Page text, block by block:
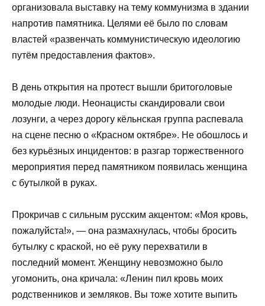
организовала выставку на тему коммунизма в здании
напротив памятника. Целями её было по словам
властей «развенчать коммунистическую идеологию
путём предоставления фактов».
В день открытия на протест вышли бритоголовые
молодые люди. Неонацисты скандировали свои
лозунги, а через дорогу кёльнская группа распевала
на сцене песню о «Красном октябре». Не обошлось и
без курьёзных инцидентов: в разгар торжественного
мероприятия перед памятником появилась женщина
с бутылкой в руках.
Прокричав с сильным русским акцентом: «Моя кровь,
пожалуйста!», — она размахнулась, чтобы бросить
бутылку с краской, но её руку перехватили в
последний момент. Женщину невозможно было
угомонить, она кричала: «Ленин пил кровь моих
родственников и земляков. Вы тоже хотите выпить